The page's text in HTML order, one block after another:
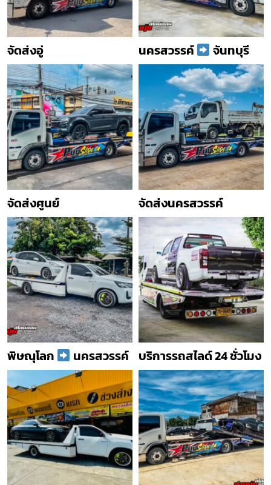
จัดส่งอู่ นครสวรรค์ จันทบุรี
จัดส่งศูนย์ จัดส่งนครสวรรค์
พิษณุโลก นครสวรรค์ บริการรถสไลด์ 24 ชั่วโมง